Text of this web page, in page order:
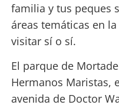
familia y tus peques
áreas temáticas en
visitar sí o sí.
El parque de
Hermanos Maristas,
avenida de Doctor